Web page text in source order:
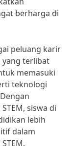
berharga di
peluang karir
yang terlibat
memasuki
teknologi
siswa di
lebih
dalam